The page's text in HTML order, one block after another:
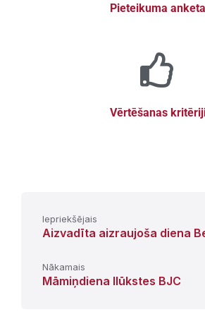
Pieteikuma anketa
Vērtēšanas
Iepriekšējais
Aizvadīta aizraujoša diena
Nākamais
Māmiņdiena Ilūkstes BJC